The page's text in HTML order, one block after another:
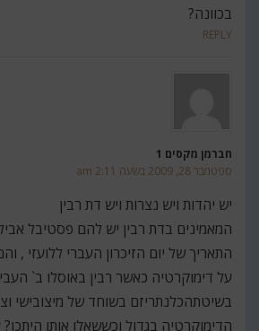
בכוונה?
REPLY
חברמן מקסים 1
ספטמבר 28, 2009 בשעה 2:11 am
יש יהדות ויש נצרות ויש דת רבין
המאמינים בדת רבין יש להם פסטיבל
התאריך של יום הזיכרון העברי ללועזי ,
על דימוקרטיה כאשר רבין באוסלו ב`
בשיטתהכלנתריזם בשוחד של מיצובישי
הדימוקרטיה בגדול וכששאלו אותו